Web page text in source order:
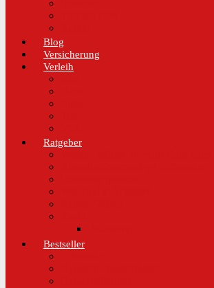
Blog
Versicherung
Verleih
Ratgeber
Bestseller